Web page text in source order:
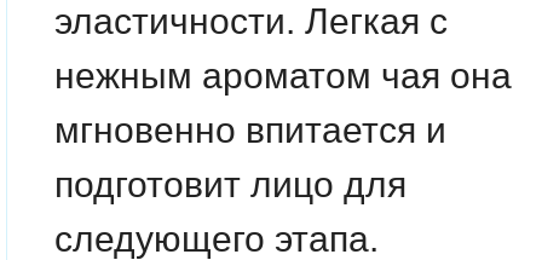
эластичности. Легкая с
нежным ароматом чая она
мгновенно впитается и
подготовит лицо для
следующего этапа.